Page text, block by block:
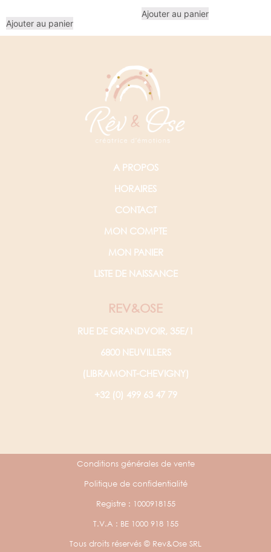
Ajouter au panier
Ajouter au panier
A PROPOS
HORAIRES
CONTACT
MON COMPTE
MON PANIER
LISTE DE NAISSANCE
REV&OSE
RUE DE GRANDVOIR, 35E/1
6800 NEUVILLERS
(LIBRAMONT-CHEVIGNY)
+32 (0) 499 63 47 79
Conditions générales de vente
Politique de confidentialité
Registre : 1000918155
T.V.A : BE 1000 918 155
Tous droits réservés © Rev&Ose SRL